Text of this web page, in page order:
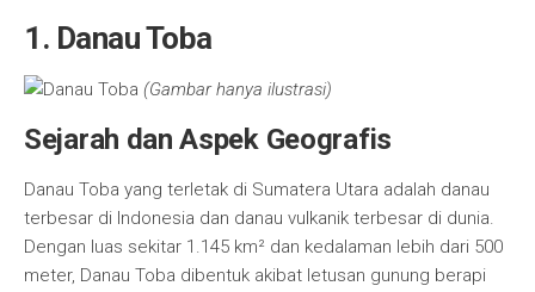
1. Danau Toba
(Gambar hanya ilustrasi)
Sejarah dan Aspek Geografis
Danau Toba yang terletak di Sumatera Utara adalah danau
terbesar di Indonesia dan danau vulkanik terbesar di dunia.
Dengan luas sekitar 1.145 km² dan kedalaman lebih dari 500
meter, Danau Toba dibentuk akibat letusan gunung berapi